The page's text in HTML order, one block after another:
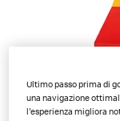
Ultimo passo prima di
una navigazione
l'esperienza migliora